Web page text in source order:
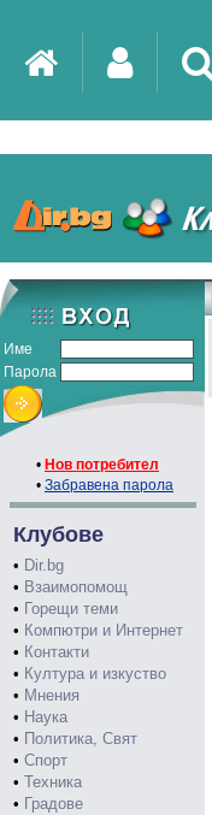
Име
Парола
• Нов потребител
• Забравена парола
Клубове
• Dir.bg
• Взаимопомощ
• Горещи теми
• Компютри и Интернет
• Контакти
• Култура и изкуство
• Мнения
• Наука
• Политика, Свят
• Спорт
• Техника
• Градове